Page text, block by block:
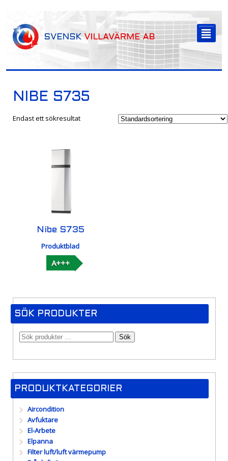
²
NIBE S735
Endast ett sökresultat
Nibe S735
Produktblad
A+++
SÖK PRODUKTER
Sök
PRODUKTKATEGORIER
Aircondition
Avfuktare
El-Arbete
Elpanna
Filter luft/luft värmepump